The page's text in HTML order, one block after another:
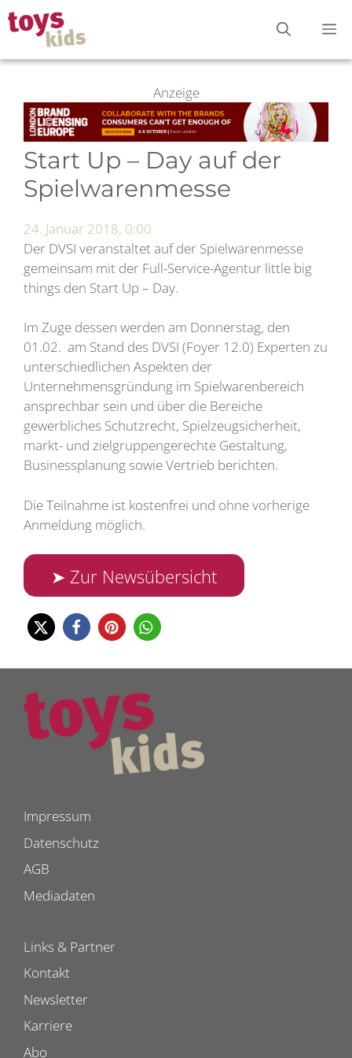
Zum
Inhalt
springen
Anzeige
Start Up – Day auf der
Spielwarenmesse
24. Januar 2018, 0:00
Der DVSI veranstaltet auf der Spielwarenmesse
gemeinsam mit der Full-Service-Agentur little big
things den Start Up – Day.
Im Zuge dessen werden am Donnerstag, den
01.02. am Stand des DVSI (Foyer 12.0) Experten zu
unterschiedlichen Aspekten der
Unternehmensgründung im Spielwarenbereich
ansprechbar sein und über die Bereiche
gewerbliches Schutzrecht, Spielzeugsicherheit,
markt- und zielgruppengerechte Gestaltung,
Businessplanung sowie Vertrieb berichten.
Die Teilnahme ist kostenfrei und ohne vorherige
Anmeldung möglich.
➤ Zur Newsübersicht
Impressum
Datenschutz
AGB
Mediadaten
Links & Partner
Kontakt
Newsletter
Karriere
Abo